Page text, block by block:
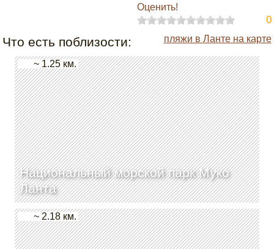
Оценить!
0
Что есть поблизости: пляжи в Ланте на карте
Национальный морской парк Муко
Ланта
~ 1.25 км.
~ 2.18 км.